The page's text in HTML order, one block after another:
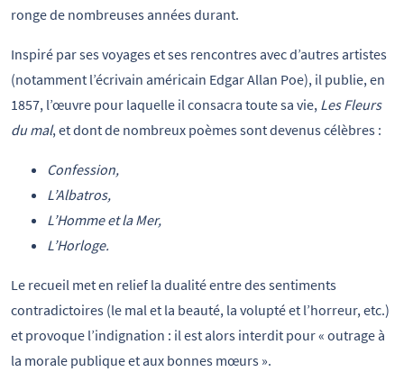
ronge de nombreuses années durant.
Inspiré par ses voyages et ses rencontres avec d’autres artistes
(notamment l’écrivain américain Edgar Allan Poe), il publie, en
1857, l’œuvre pour laquelle il consacra toute sa vie, Les Fleurs
du mal, et dont de nombreux poèmes sont devenus célèbres :
Confession,
L’Albatros,
L’Homme et la Mer,
L’Horloge.
Le recueil met en relief la dualité entre des sentiments
contradictoires (le mal et la beauté, la volupté et l’horreur, etc.)
et provoque l’indignation : il est alors interdit pour « outrage à
la morale publique et aux bonnes mœurs ».